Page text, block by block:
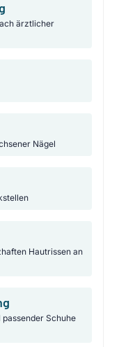
ärztlicher
Nägel
Hautrissen an
Schuhe